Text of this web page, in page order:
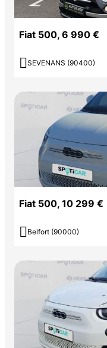
Fiat 500, 6 990 €
 SEVENANS (90400)
Fiat 500, 10 299 €
 Belfort (90000)